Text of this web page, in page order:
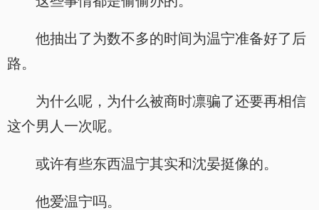
他抽出了为数不多的时间为温宁准备好了后
路。
为什么呢，为什么被商时凛骗了还要再相信
这个男人一次呢。
或许有些东西温宁其实和沈晏挺像的。
他爱温宁吗。